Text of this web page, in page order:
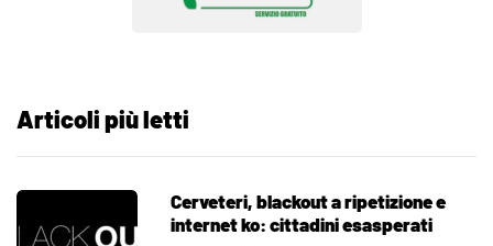
Articoli più letti
Cerveteri, blackout a ripetizione e
internet ko: cittadini esasperati